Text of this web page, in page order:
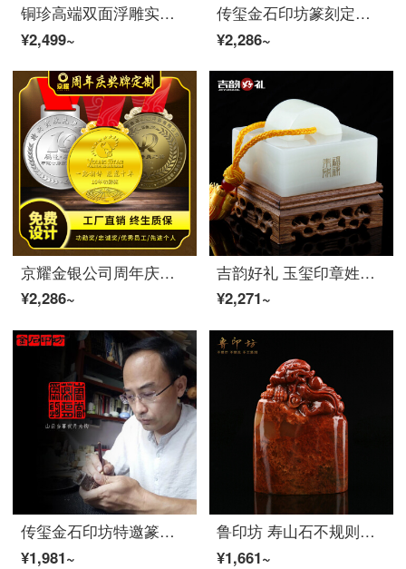
铜珍高端双面浮雕实心黄铜定制篆刻胎毛发印章纪念品DIY脐带章宝宝婴儿出生纪念礼物30*30*90mm 十二生肖+代代有福
¥2,499~
传玺金石印坊篆刻定制 特邀篆刻家毓慧老师 手工篆刻印石闲章定制书画印章姓名章定制礼物
¥2,286~
京耀金银公司周年庆纪念奖牌定制企业奖励纪念礼品纯银奖章定做入职周年纪念章功勋奖章定做 纯银周年庆奖牌定制定金
¥2,286~
吉韵好礼 玉玺印章姓名定制办公室风水装饰品摆件升官大印商务送礼 印玺
¥2,271~
传玺金石印坊特邀篆刻家王道权老师篆刻定制姓名印章藏书印闲章定刻
¥1,981~
鲁印坊 寿山石不规则随形印章篆刻龙戏珠姓名印闲章书法书画藏书章手工刻字
¥1,661~